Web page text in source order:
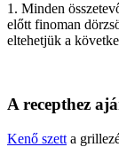
1. Minden
előtt finoman
eltehetjük a
A recepthez
Kenő szett a